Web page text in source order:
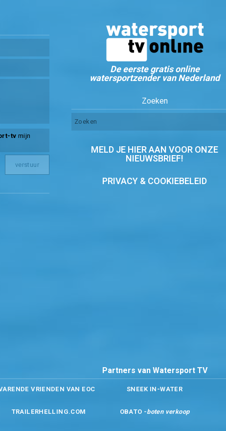
tv mijn
De eerste gratis online
watersportzender van Nederland
Zoeken
MELD JE HIER AAN VOOR ONZE
NIEUWSBRIEF!
PRIVACY & COOKIEBELEID
Partners van Watersport TV
VRIENDEN VAN EOC SNEEK IN-WATER
TRAILERHELLING.COM OBATO -boten verkoop